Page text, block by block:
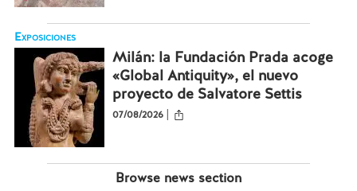
Exposiciones
Milán: la Fundación Prada acoge
«Global Antiquity», el nuevo
proyecto de Salvatore Settis
07/08/2026|
Browse news section